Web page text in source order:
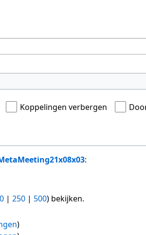
Koppelingen verbergen
:
| 250 | 500) bekijken.
)